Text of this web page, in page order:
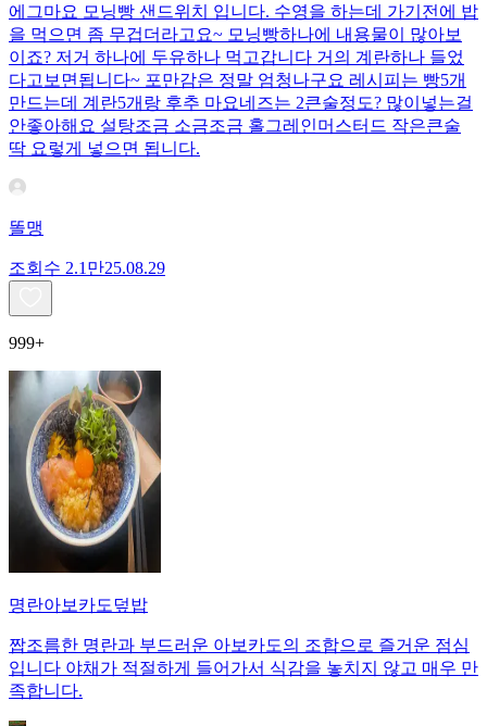
에그마요 모닝빵 샌드위치 입니다. 수영을 하는데 가기전에 밥
을 먹으면 좀 무겁더라고요~ 모닝빵하나에 내용물이 많아보
이죠? 저거 하나에 두유하나 먹고갑니다 거의 계란하나 들었
다고보면됩니다~ 포만감은 정말 엄청나구요 레시피는 빵5개
만드는데 계란5개랑 후추 마요네즈는 2큰술정도? 많이넣는걸
안좋아해요 설탕조금 소금조금 홀그레인머스터드 작은큰술
딱 요렇게 넣으면 됩니다.
똘맹
조회수 2.1만25.08.29
999+
명란아보카도덮밥
짭조름한 명란과 부드러운 아보카도의 조합으로 즐거운 점심
입니다 야채가 적절하게 들어가서 식감을 놓치지 않고 매우 만
족합니다.